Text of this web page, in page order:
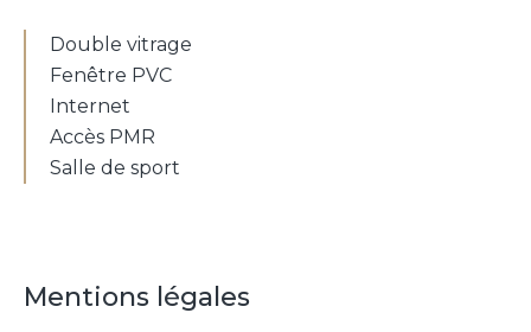
Double vitrage
Fenêtre PVC
Internet
Accès PMR
Salle de sport
Mentions légales